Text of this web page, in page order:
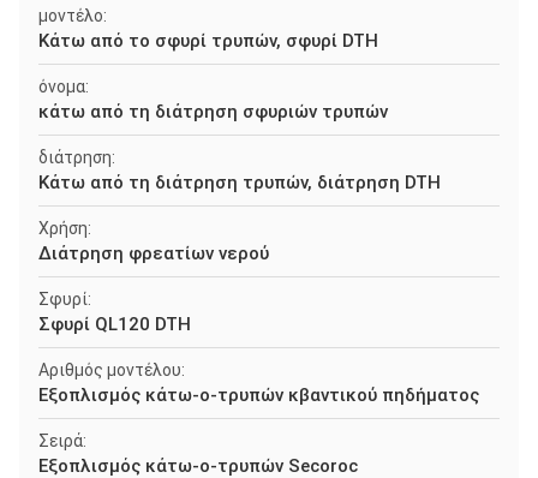
μοντέλο:
Κάτω από το σφυρί τρυπών, σφυρί DTH
όνομα:
κάτω από τη διάτρηση σφυριών τρυπών
διάτρηση:
Κάτω από τη διάτρηση τρυπών, διάτρηση DTH
Χρήση:
Διάτρηση φρεατίων νερού
Σφυρί:
Σφυρί QL120 DTH
Αριθμός μοντέλου:
Εξοπλισμός κάτω-ο-τρυπών κβαντικού πηδήματος
Σειρά:
Εξοπλισμός κάτω-ο-τρυπών Secoroc